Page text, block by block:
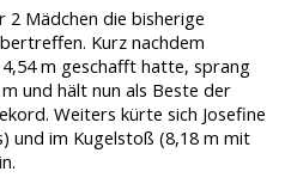
Mädchen die bisherige
Kurz nachdem
m geschafft hatte, sprang
und hält nun als Beste der
Weiters kürte sich Josefine
und im Kugelstoß (8,18 m mit